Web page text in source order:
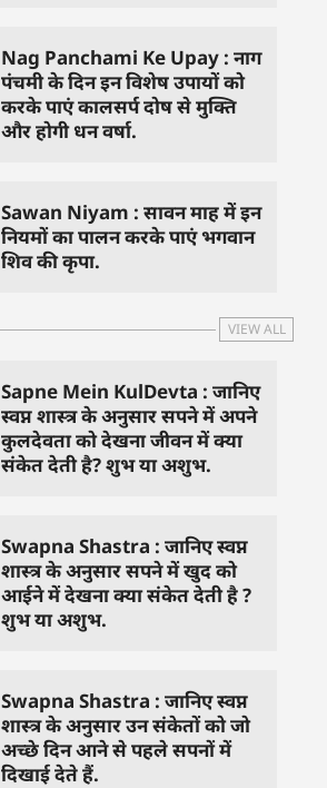
Nag Panchami Ke Upay : नाग
पंचमी के दिन इन विशेष उपायों को
करके पाएं कालसर्प दोष से मुक्ति
और होगी धन वर्षा.
Sawan Niyam : सावन माह में इन
नियमों का पालन करके पाएं भगवान
शिव की कृपा.
VIEW ALL
Sapne Mein KulDevta : जानिए
स्वप्न शास्त्र के अनुसार सपने में अपने
कुलदेवता को देखना जीवन में क्या
संकेत देती है? शुभ या अशुभ.
Swapna Shastra : जानिए स्वप्न
शास्त्र के अनुसार सपने में खुद को
आईने में देखना क्या संकेत देती है ?
शुभ या अशुभ.
Swapna Shastra : जानिए स्वप्न
शास्त्र के अनुसार उन संकेतों को जो
अच्छे दिन आने से पहले सपनों में
दिखाई देते हैं.